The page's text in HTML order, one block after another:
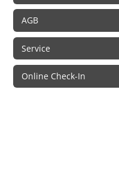
AGB
Service
Online Check-In